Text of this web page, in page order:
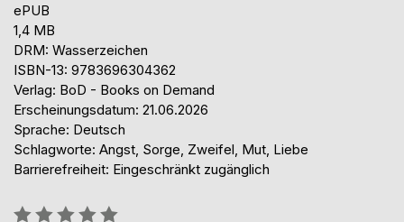
ePUB
1,4 MB
DRM: Wasserzeichen
ISBN-13: 9783696304362
Verlag: BoD - Books on Demand
Erscheinungsdatum: 21.06.2026
Sprache: Deutsch
Schlagworte: Angst, Sorge, Zweifel, Mut, Liebe
Barrierefreiheit: Eingeschränkt zugänglich
Bewertung::